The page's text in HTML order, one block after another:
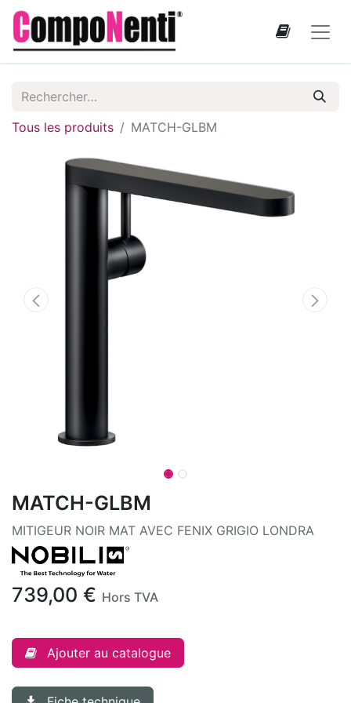
Tous les produits MATCH-GLBM
MATCH-GLBM
MITIGEUR NOIR MAT AVEC FENIX GRIGIO LONDRA
739,00 € Hors TVA
Ajouter au catalogue